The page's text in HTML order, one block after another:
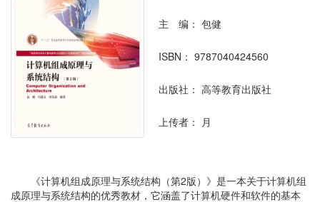
主 编： 包健
ISBN： 9787040424560
出版社： 高等教育出版社
上传者： 月
《计算机组成原理与系统结构（第2版）》是一本关于计算机组
成原理与系统结构的优秀教材，它涵盖了计算机硬件和软件的基本